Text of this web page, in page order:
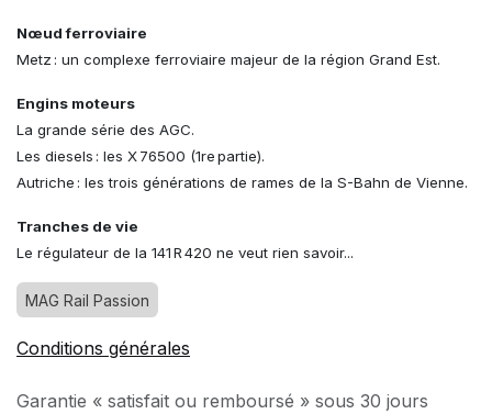
Nœud ferroviaire
Metz : un complexe ferroviaire majeur de la région Grand Est.
Engins moteurs
La grande série des AGC.
Les diesels : les X 76500 (1re partie).
Autriche : les trois générations de rames de la S-Bahn de Vienne.
Tranches de vie
Le régulateur de la 141 R 420 ne veut rien savoir...
MAG Rail Passion
Conditions générales
Garantie « satisfait ou remboursé » sous 30 jours